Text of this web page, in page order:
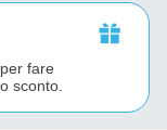
fare
sconto.